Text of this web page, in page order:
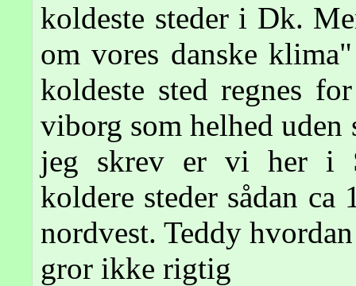
koldeste steder i Dk.
om vores danske
koldeste sted regnes
viborg som helhed
jeg skrev er vi her i
koldere steder sådan
nordvest. Teddy
gror ikke rigtig